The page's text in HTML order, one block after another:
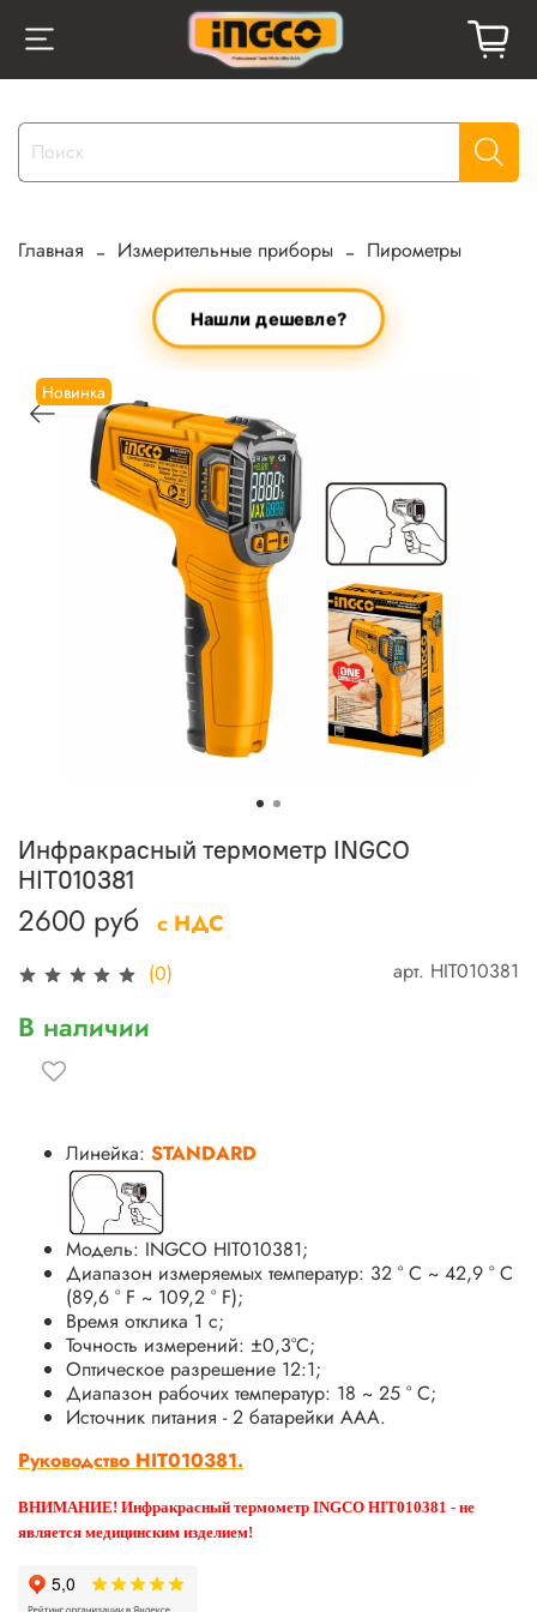
Главная Измерительные приборы Пирометры
Нашли дешевле?
Новинка
(0) арт. HIT010381
Инфракрасный термометр INGCO
HIT010381
2600 руб с НДС
В наличии
Линейка: STANDARD
Модель: INGCO HIT010381;
Диапазон измеряемых температур: 32 ° C ~ 42,9 ° C
(89,6 ° F ~ 109,2 ° F);
Время отклика 1 с;
Точность измерений: ±0,3°C;
Оптическое разрешение 12:1;
Диапазон рабочих температур: 18 ~ 25 ° C;
Источник питания - 2 батарейки ААА.
Руководство HIT010381.
ВНИМАНИЕ! Инфракрасный термометр INGCO HIT010381 - не
является медицинским изделием!